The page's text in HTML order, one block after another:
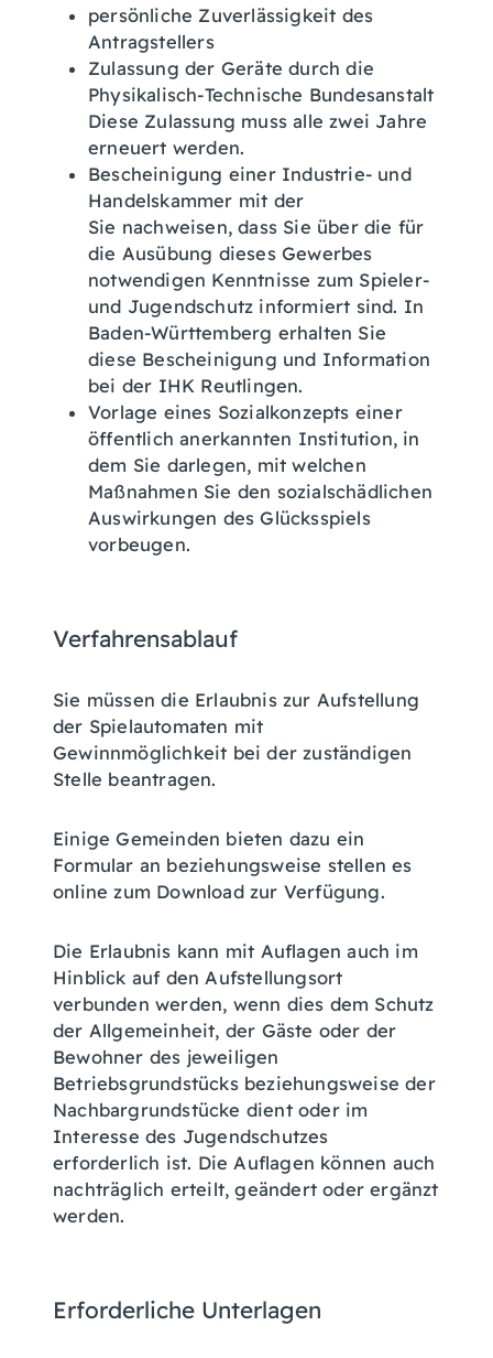
persönliche Zuverlässigkeit des
Antragstellers
Zulassung der Geräte durch die
Physikalisch-Technische Bundesanstalt
Diese Zulassung muss alle zwei Jahre
erneuert werden.
Bescheinigung einer Industrie- und
Handelskammer mit der
Sie nachweisen, dass Sie über die für
die Ausübung dieses Gewerbes
notwendigen Kenntnisse zum Spieler-
und Jugendschutz informiert sind. In
Baden-Württemberg erhalten Sie
diese Bescheinigung und Information
bei der IHK Reutlingen.
Vorlage eines Sozialkonzepts einer
öffentlich anerkannten Institution, in
dem Sie darlegen, mit welchen
Maßnahmen Sie den sozialschädlichen
Auswirkungen des Glücksspiels
vorbeugen.
Verfahrensablauf
Sie müssen die Erlaubnis zur Aufstellung
der Spielautomaten mit
Gewinnmöglichkeit bei der zuständigen
Stelle beantragen.
Einige Gemeinden bieten dazu ein
Formular an beziehungsweise stellen es
online zum Download zur Verfügung.
Die Erlaubnis kann mit Auflagen auch im
Hinblick auf den Aufstellungsort
verbunden werden, wenn dies dem Schutz
der Allgemeinheit, der Gäste oder der
Bewohner des jeweiligen
Betriebsgrundstücks beziehungsweise der
Nachbargrundstücke dient oder im
Interesse des Jugendschutzes
erforderlich ist. Die Auflagen können auch
nachträglich erteilt, geändert oder ergänzt
werden.
Erforderliche Unterlagen